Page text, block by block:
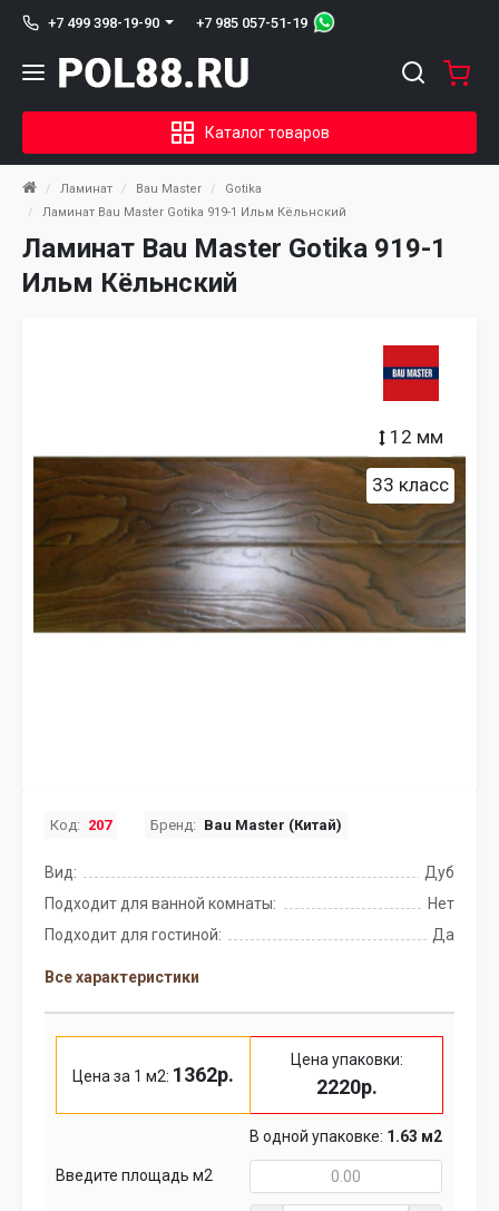
+7 499 398-19-90 +7 985 057-51-19
Каталог товаров
Ламинат Bau Master
Gotika
Ламинат Bau Master Gotika 919-1 Ильм Кёльнский
Ламинат Bau Master Gotika 919-1
Ильм Кёльнский
12 мм
33 класс
Код: 207 Бренд: Bau Master (Китай)
Вид:
Дуб
Подходит для ванной комнаты:
Нет
Подходит для гостиной:
Да
Все характеристики
Цена за 1 м2: 1362р.
Цена упаковки:
2220р.
В одной упаковке: 1.63 м2
Введите площадь м2